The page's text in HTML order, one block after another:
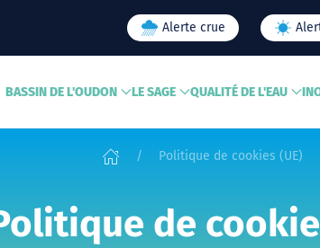
Alerte crue
BASSIN DE L'OUDON LE SAGE QUALITÉ DE L'EAU
Politique de cookies (UE)
de